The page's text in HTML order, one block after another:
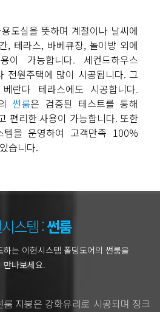
도실을 뜻하며 계절이나 날씨에
, 테라스, 바베큐장, 놀이방 외에
이 가능합니다. 세컨드하우스
전원주택에 많이 시공됩니다. 그
란다 테라스에도 시공합니다.
썬룸은 검증된 테스트를 통해
편리한 사용이 가능합니다. 또한
템을 운영하여 고객만족 100%
습니다.
스템 :썬룸
는 이현시스템 폴딩도어의 썬룸을
만나보세요.
지붕은 강화유리로 시공되며 징크